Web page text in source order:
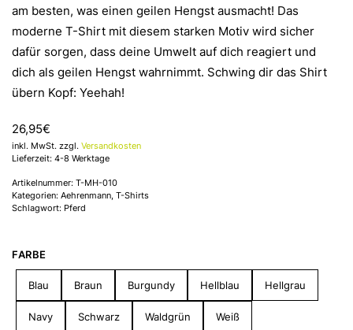
am besten, was einen geilen Hengst ausmacht! Das
moderne T-Shirt mit diesem starken Motiv wird sicher
dafür sorgen, dass deine Umwelt auf dich reagiert und
dich als geilen Hengst wahrnimmt. Schwing dir das Shirt
übern Kopf: Yeehah!
26,95€
inkl. MwSt. zzgl. Versandkosten
Lieferzeit: 4-8 Werktage
Artikelnummer: T-MH-010
Kategorien: Aehrenmann T-Shirts
Schlagwort: Pferd
FARBE
Blau Braun Burgundy Hellblau Hellgrau
Navy Schwarz Waldgrün Weiß